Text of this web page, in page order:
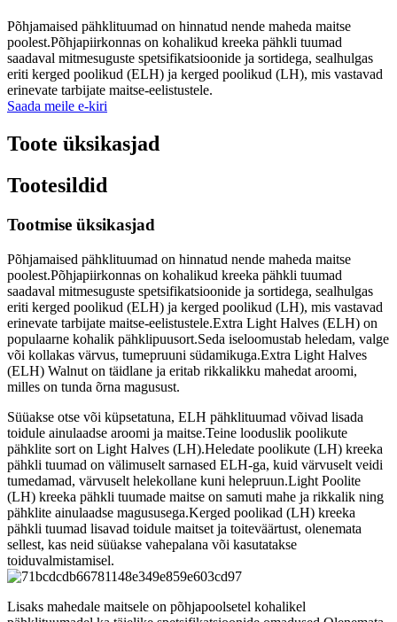
Põhjamaised pähklituumad on hinnatud nende maheda maitse
poolest.Põhjapiirkonnas on kohalikud kreeka pähkli tuumad
saadaval mitmesuguste spetsifikatsioonide ja sortidega, sealhulgas
eriti kerged poolikud (ELH) ja kerged poolikud (LH), mis vastavad
erinevate tarbijate maitse-eelistustele.
Saada meile e-kiri
Toote üksikasjad
Tootesildid
Tootmise üksikasjad
Põhjamaised pähklituumad on hinnatud nende maheda maitse
poolest.Põhjapiirkonnas on kohalikud kreeka pähkli tuumad
saadaval mitmesuguste spetsifikatsioonide ja sortidega, sealhulgas
eriti kerged poolikud (ELH) ja kerged poolikud (LH), mis vastavad
erinevate tarbijate maitse-eelistustele.Extra Light Halves (ELH) on
populaarne kohalik pähklipuusort.Seda iseloomustab heledam, valge
või kollakas värvus, tumepruuni südamikuga.Extra Light Halves
(ELH) Walnut on täidlane ja eritab rikkalikku mahedat aroomi,
milles on tunda õrna magusust.
Süüakse otse või küpsetatuna, ELH pähklituumad võivad lisada
toidule ainulaadse aroomi ja maitse.Teine looduslik poolikute
pähklite sort on Light Halves (LH).Heledate poolikute (LH) kreeka
pähkli tuumad on välimuselt sarnased ELH-ga, kuid värvuselt veidi
tumedamad, värvuselt helekollane kuni helepruun.Light Poolite
(LH) kreeka pähkli tuumade maitse on samuti mahe ja rikkalik ning
pähklite ainulaadse magususega.Kerged poolikad (LH) kreeka
pähkli tuumad lisavad toidule maitset ja toiteväärtust, olenemata
sellest, kas neid süüakse vahepalana või kasutatakse
toiduvalmistamisel.
Lisaks mahedale maitsele on põhjapoolsetel kohalikel